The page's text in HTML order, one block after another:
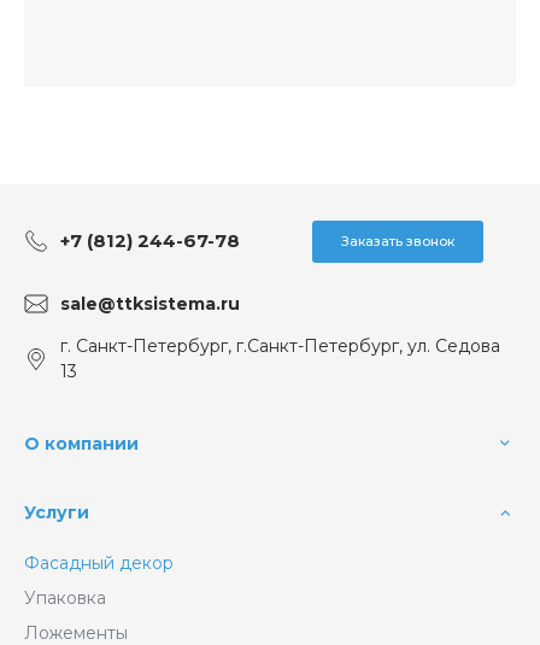
+7 (812) 244-67-78 Заказать звонок
sale@ttksistema.ru
г. Санкт-Петербург, г.Санкт-Петербург, ул. Седова
13
О компании
Услуги
Фасадный декор
Упаковка
Ложементы